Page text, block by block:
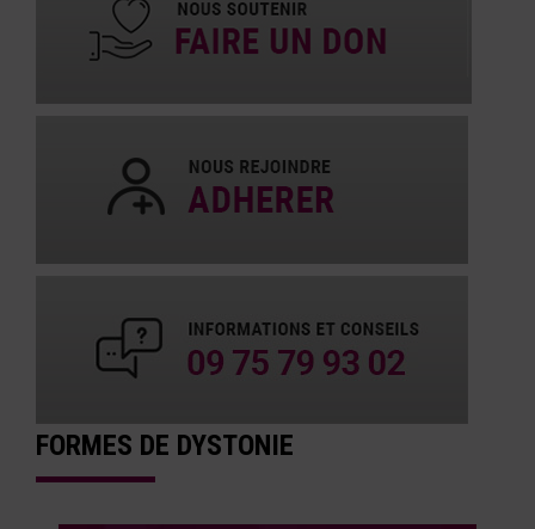
FORMES DE DYSTONIE